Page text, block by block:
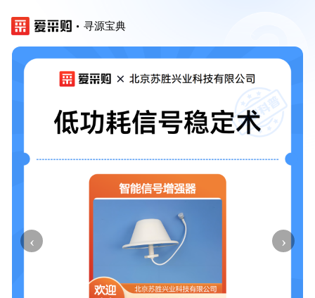
寻源宝典
‹ ›